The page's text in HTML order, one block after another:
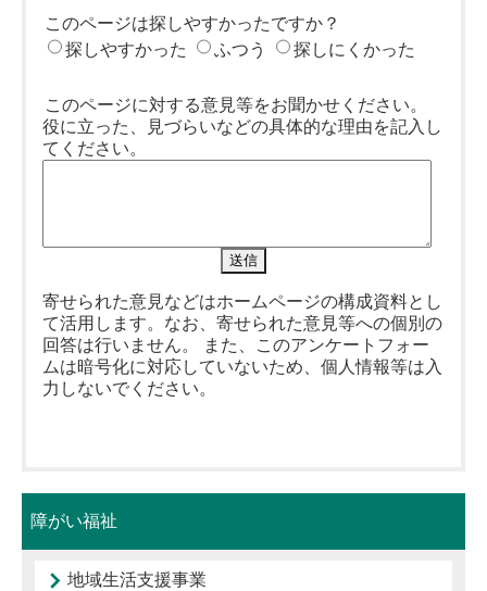
このページは探しやすかったですか？
探しやすかった
ふつう 探しにくかった
このページに対する意見等をお聞かせください。
役に立った、見づらいなどの具体的な理由を記入し
てください。
寄せられた意見などはホームページの構成資料とし
て活用します。なお、寄せられた意見等への個別の
回答は行いません。 また、このアンケートフォー
ムは暗号化に対応していないため、個人情報等は入
力しないでください。
障がい福祉
地域生活支援事業